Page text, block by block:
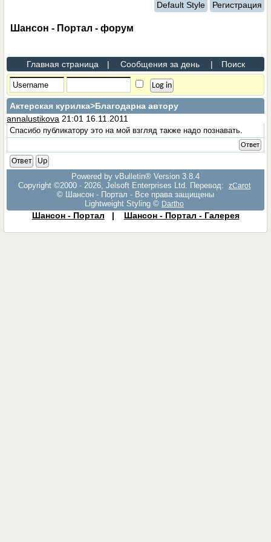
Default Style Регистрация
Шансон - Портал - форум
Главная страница | Сообщения за день | Поиск
Актерская курилка>Благодарна автору
annalustikova 21:01 16.11.2011
Спасибо публикатору это на мой взгляд также надо познавать.
Ответ
Ответ
Up
Powered by vBulletin® Version 3.8.4
Copyright ©2000 - 2026, Jelsoft Enterprises Ltd. Перевод:
zCarot
© Шансон - Портал - Все права защищены
Lightweight Styling © Dartho
Шансон - Портал | Шансон - Портал - Галерея